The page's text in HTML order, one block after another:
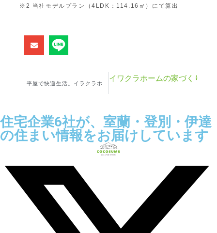
※2 当社モデルプラン（4LDK：114.16㎡）にて算出
イワクラホームの家づくり：
住宅企業6社が、室蘭・登別・伊達
の住まい情報をお届けしています